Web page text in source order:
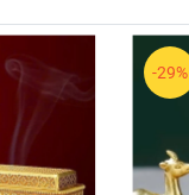
-29%